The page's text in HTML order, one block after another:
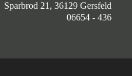
Sparbrod 21, 36129 Gersfeld
06654 - 436